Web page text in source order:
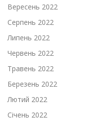
Вересень 2022
Серпень 2022
Липень 2022
Червень 2022
Травень 2022
Березень 2022
Лютий 2022
Січень 2022